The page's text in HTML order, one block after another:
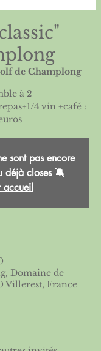
de Champlong
à 2
4 vin +café :
sont pas encore
déjà closes 🔕
accueil
Domaine de
Villerest, France